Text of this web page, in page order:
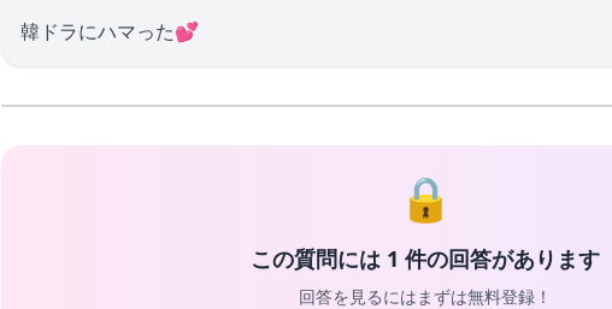
韓ドラにハマった💕
🔒
この質問には 1 件の回答があります
回答を見るにはまずは無料登録！